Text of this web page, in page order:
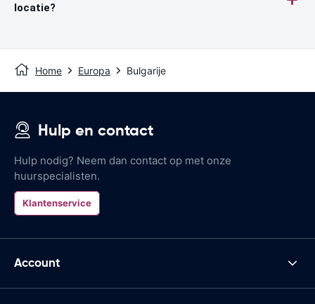
locatie?
Home Europa Bulgarije
Hulp en contact
Hulp nodig? Neem dan contact op met onze
huurspecialisten.
Klantenservice
Account